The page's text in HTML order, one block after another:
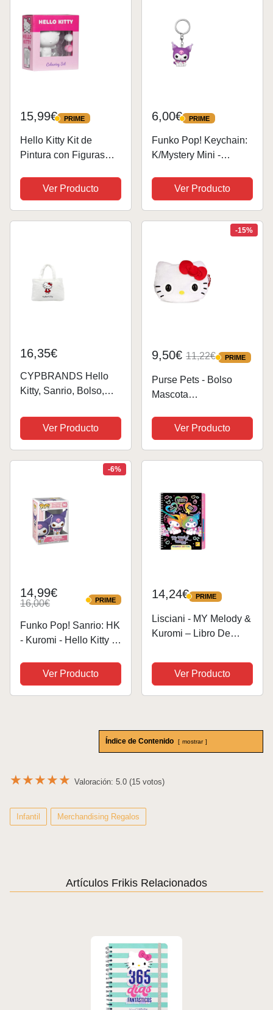
15,99€ PRIME
PRIME
Hello Kitty Kit de
Pintura con Figuras
Niñas y Adolescentes
Ver Producto
6,00€ PRIME
PRIME
Funko Pop! Keychain:
K/Mystery Mini -
Minifigura de Vinilo
Coleccionable Llavero
Original - Relleno de
Calcetines - Idea de
Ver Producto
16,35€
CYPBRANDS Hello
Kitty, Sanrio, Bolso,
Mano, Color Blanco,
Producto Oficial
Ver Producto
-15%
9,50€ 11,22€ PRIME
PRIME
Purse Pets - Bolso
Mascota
Sanrio Hello Kitty and
Friends - Bolso niña y
Mascota Interactiva
Reacciones -...
Ver Producto
-6%
14,99€
16,00€ PRIME
PRIME
Funko Pop! Sanrio: HK
- Kuromi - Hello Kitty -
Coleccionable - Idea
de Regalo- Mercancia
Oficial - Juguetes para
Ver Producto
14,24€ PRIME
PRIME
Lisciani - MY Melody &
Kuromi – Libro De
Niños A Partir De 5
Años – Scratch Reveal
Ver Producto
Índice de Contenido mostrar
★★★★★ Valoración: 5.0 (15 votos)
Infantil Merchandising Regalos
Artículos Frikis Relacionados